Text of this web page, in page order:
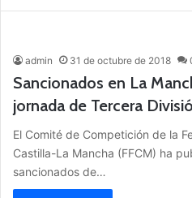
admin 31 de octubre de 2018
Sancionados en La
jornada de Tercera
El Comité de Competición de la
Castilla-La Mancha (FFCM) ha
sancionados de…